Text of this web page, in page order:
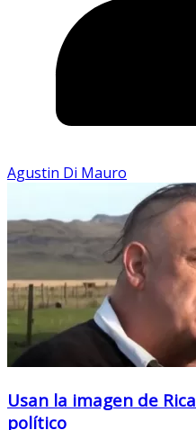
Agustin Di Mauro
Usan la imagen de
político